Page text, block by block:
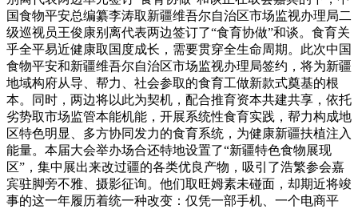
国食物平安总编纂李涛取新疆维吾尔自治区市场监视办理局二
级巡视员王俊康别离代表两边签订了“食育协做”和谈。食育关
乎全平易近健康取国度成长，需要贯穿全生命周期。此次中国
食物平安和新疆维吾尔自治区市场监视办理局签约，将为新疆
地域构府从导、帮力、社会参取的食育工做新款式奠基的根
本。同时，两边将以此为契机，配合推育资本共建共享，依托
劣势取市场监管本能机能，开展系统性食育实践，帮力构成地
区特色明显、多方协同发力的食育系统，为健康新疆扶植注入
能量。本届大会举办场合还特地设置了“新疆特色食物展现
区”，集中展出来改过疆的各类优良产物，吸引了浩繁参会嘉
宾驻脚旁不雅、摄影征询。他们取旺姆素未碰面，却期近将竣
事的这一年履历着统一种改变：仅凭一部手机、一个电商平